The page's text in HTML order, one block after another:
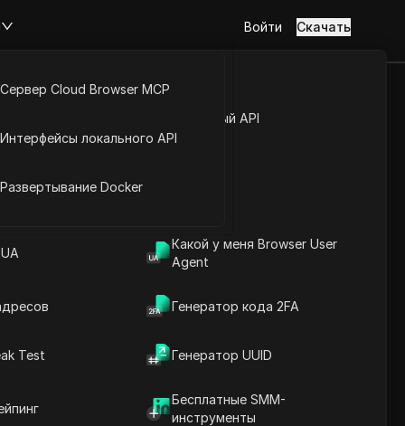
Открытый API
Какой у меня Browser User
Agent
Генератор кода 2FA
Test Генератор UUID
Бесплатные SMM-
инструменты
Сервер Cloud Browser MCP
Интерфейсы локального API
Развертывание Docker
Войти Скачать
Молдова